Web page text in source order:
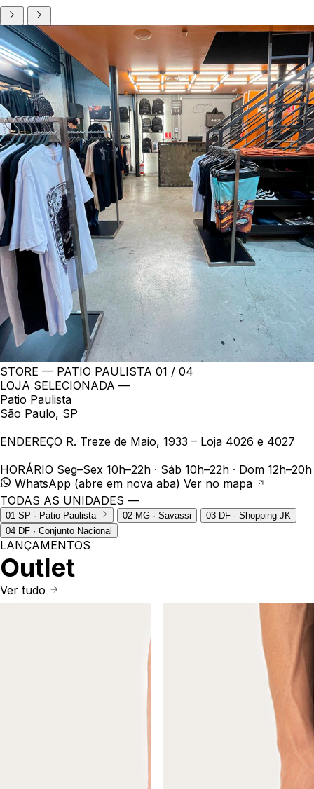
STORE — PATIO PAULISTA 01 / 04
LOJA SELECIONADA —
Patio Paulista
São Paulo, SP
ENDEREÇO R. Treze de Maio, 1933 – Loja 4026 e 4027
HORÁRIO Seg–Sex 10h–22h · Sáb 10h–22h · Dom 12h–20h
WhatsApp (abre em nova aba) Ver no mapa
TODAS AS UNIDADES —
01 SP · Patio Paulista 02 MG · Savassi 03 DF · Shopping JK
04 DF · Conjunto Nacional
LANÇAMENTOS
Outlet
Ver tudo